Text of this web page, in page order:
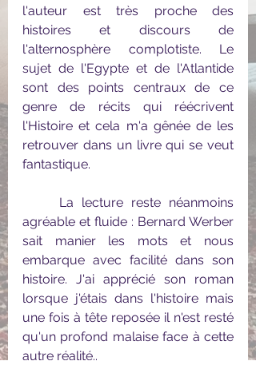
l'auteur est très proche des
histoires et discours de
l'alternosphère complotiste. Le
sujet de l'Egypte et de l'Atlantide
sont des points centraux de ce
genre de récits qui réécrivent
l'Histoire et cela m'a gênée de les
retrouver dans un livre qui se veut
fantastique.
agréable et fluide : Bernard Werber
sait manier les mots et nous
embarque avec facilité dans son
histoire. J'ai apprécié son roman
lorsque j'étais dans l'histoire mais
une fois à tête reposée il n'est resté
qu'un profond malaise face à cette
autre réalité..